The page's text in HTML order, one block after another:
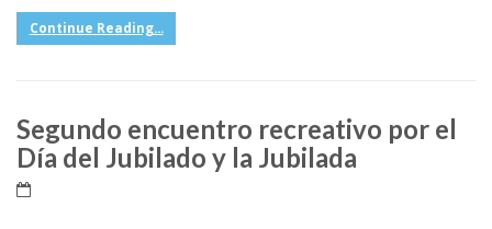
Continue Reading...
Segundo encuentro recreativo por el
Día del Jubilado y la Jubilada